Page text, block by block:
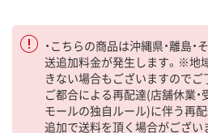
・こちらの商品は沖縄県・離島
送追加料金が発生します。※地
きない場合もございますのでご
ご都合による再配達(店舗休業・
モールの独自ルール)に伴う再
追加で送料を頂く場合がござい